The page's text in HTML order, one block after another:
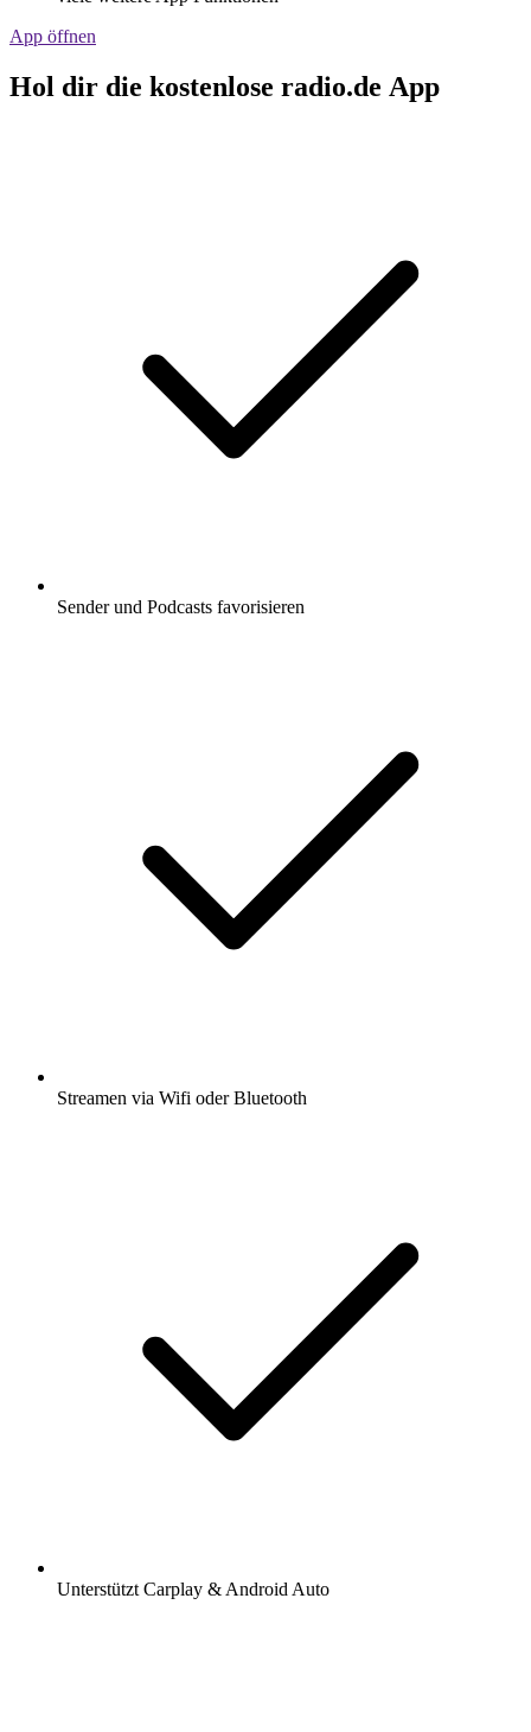
App öffnen
Hol dir die kostenlose radio.de App
Sender und Podcasts favorisieren
Streamen via Wifi oder Bluetooth
Unterstützt Carplay & Android Auto